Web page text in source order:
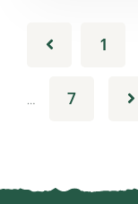
1
… 7